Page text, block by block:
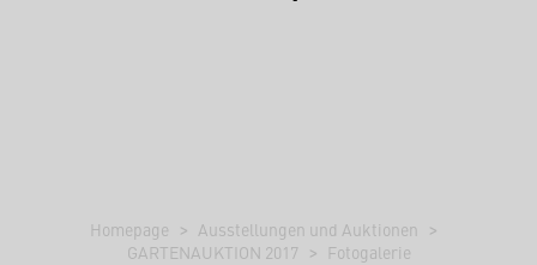
Homepage
Ausstellungen und Auktionen
GARTENAUKTION 2017
Fotogalerie